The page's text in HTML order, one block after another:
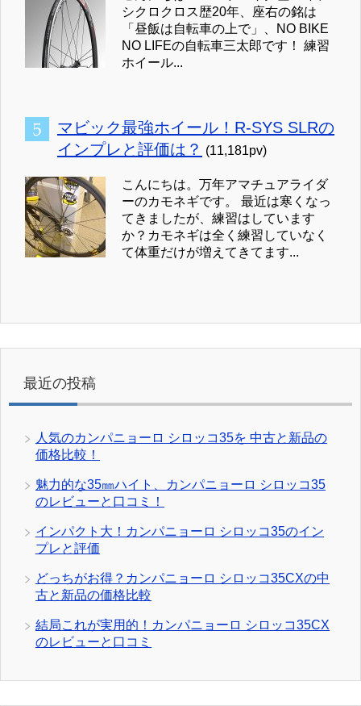
シクロクロス歴20年、座右の銘は
「昼飯は自転車の上で」、NO BIKE
NO LIFEの自転車三太郎です！ 練習
ホイール...
マビック最強ホイール！R-SYS SLRの
インプレと評価は？ (11,181pv)
こんにちは。万年アマチュアライダ
ーのカモネギです。 最近は寒くなっ
てきましたが、練習はしています
か？カモネギは全く練習していなく
て体重だけが増えてきてます...
最近の投稿
人気のカンパニョーロ シロッコ35を 中古と新品の
価格比較！
魅力的な35㎜ハイト、カンパニョーロ シロッコ35
のレビューと口コミ！
インパクト大！カンパニョーロ シロッコ35のイン
プレと評価
どっちがお得？カンパニョーロ シロッコ35CXの中
古と新品の価格比較
結局これが実用的！カンパニョーロ シロッコ35CX
のレビューと口コミ